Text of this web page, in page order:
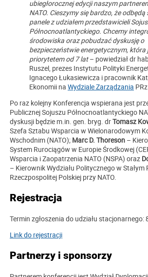
ubiegłorocznej edycji naszym
NATO. Cieszymy się bardzo, że odbędą
panele z udziałem przedstawicieli
Północnoatlantyckiego. Chcemy
środowiska oraz pobudzać dyskusję o
bezpieczeństwie energetycznym, która
priorytetem od 7 lat– powiedział dr
Ruszel, prezes Instytutu Polityki
Ignacego Łukasiewicza i pracownik
Ekonomii na Wydziale Zarządzania PRz.
Po raz kolejny Konferencja wspierana jest
Publicznej Sojuszu Północnoatlantyckiego
dyskusji będzie m.in. gen. bryg. drTomasz
Szefa Sztabu Wsparcia w Wielonarodowym
Wschodnim (NATO); Marc D. Thoreson –
System Rurociągów w Europie Środkowej
Wsparcia i Zaopatrzenia NATO (NSPA) oraz
– Kierownik Wydziału Politycznego w
Rzeczpospolitej Polskiej przy NATO.
Rejestracja
Termin zgłoszenia do udziału stacjonarnego:
Link do rejestracji
Partnerzy i sponsorzy